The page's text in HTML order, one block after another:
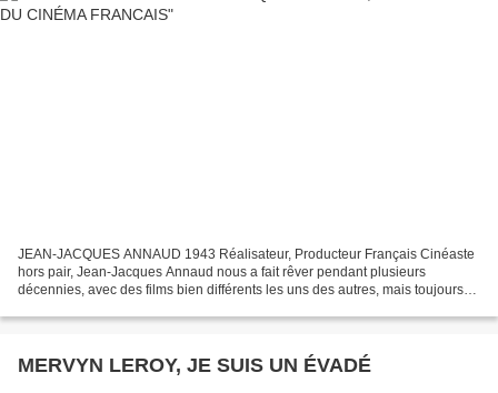
JEAN-JACQUES ANNAUD 1943 Réalisateur, Producteur Français Cinéaste
hors pair, Jean-Jacques Annaud nous a fait rêver pendant plusieurs
décennies, avec des films bien différents les uns des autres, mais toujours
MERVYN LEROY, JE SUIS UN ÉVADÉ